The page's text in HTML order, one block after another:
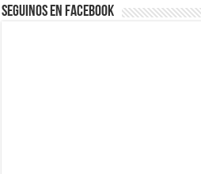
Seguinos en Facebook